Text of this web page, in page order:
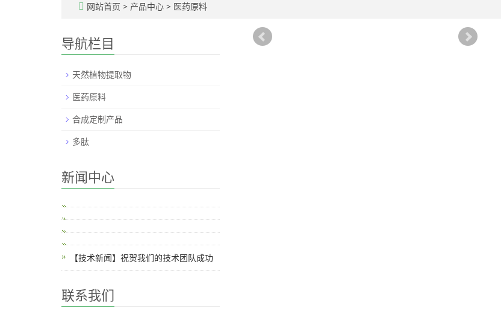
网站首页 > 产品中心 > 医药原料
导航栏目
天然植物提取物
医药原料
合成定制产品
多肽
新闻中心
【技术新闻】祝贺我们的技术团队成功
联系我们